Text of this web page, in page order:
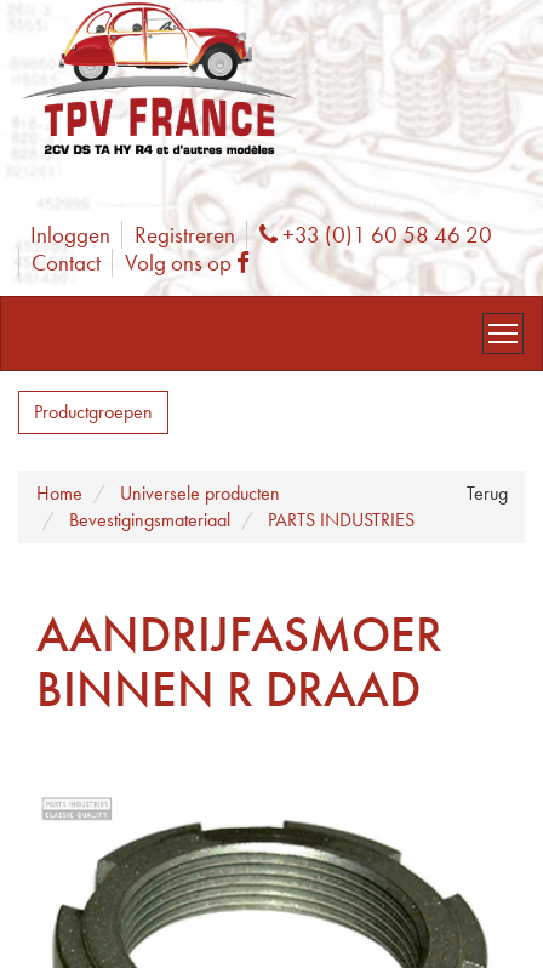
Inloggen Registreren Phone
+33 (0)1 60 58 46 20
Contact
Volg ons op Facebook
Productgroepen
Terug
Home
Universele producten
Bevestigingsmateriaal
PARTS INDUSTRIES
AANDRIJFASMOER
BINNEN R DRAAD